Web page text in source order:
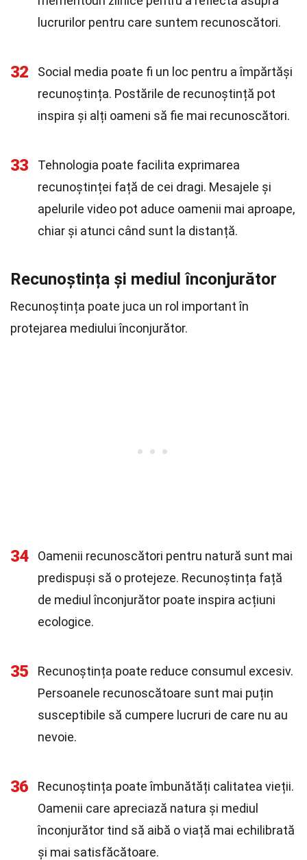
lucrurilor pentru care suntem recunoscători.
32
Social media poate fi un loc pentru a împărtăși
recunoștința. Postările de recunoștință pot
inspira și alți oameni să fie mai recunoscători.
33
Tehnologia poate facilita exprimarea
recunoștinței față de cei dragi. Mesajele și
apelurile video pot aduce oamenii mai aproape,
chiar și atunci când sunt la distanță.
Recunoștința și mediul înconjurător
Recunoștința poate juca un rol important în
protejarea mediului înconjurător.
34
Oamenii recunoscători pentru natură sunt mai
predispuși să o protejeze. Recunoștința față
de mediul înconjurător poate inspira acțiuni
ecologice.
35
Recunoștința poate reduce consumul excesiv.
Persoanele recunoscătoare sunt mai puțin
susceptibile să cumpere lucruri de care nu au
nevoie.
36
Recunoștința poate îmbunătăți calitatea vieții.
Oamenii care apreciază natura și mediul
înconjurător tind să aibă o viață mai echilibrată
și mai satisfăcătoare.